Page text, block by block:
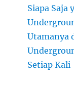
Siapa Saja
Utamanya
Setiap Kali